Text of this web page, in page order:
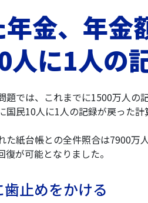
金、年金
人に1人の
題では、これまでに1500万人
国民10人に1人の記録が戻った
た紙台帳との全件照合は7900万
復が可能となりました。
止めをかける